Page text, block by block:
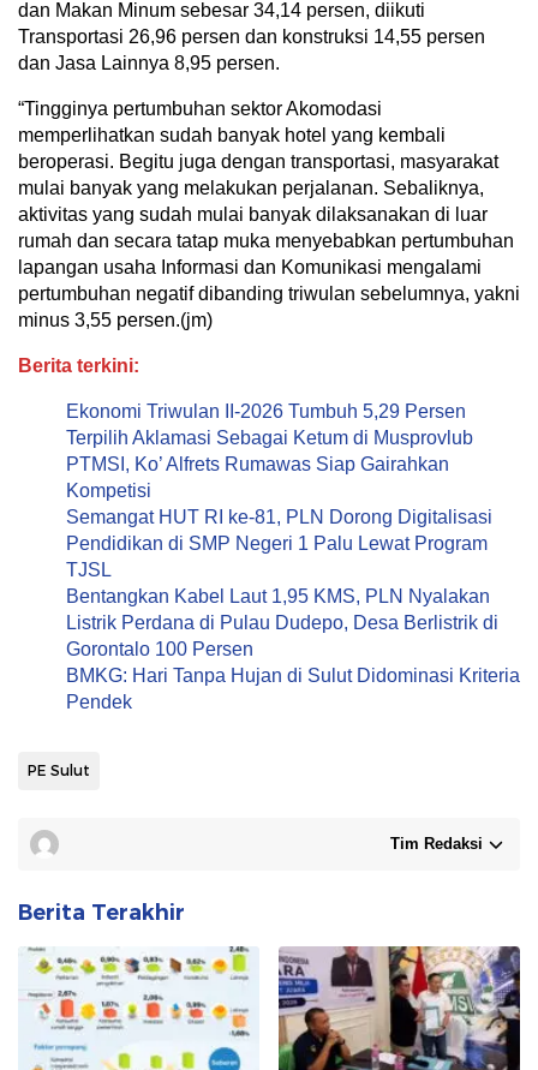
dan Makan Minum sebesar 34,14 persen, diikuti
Transportasi 26,96 persen dan konstruksi 14,55 persen
dan Jasa Lainnya 8,95 persen.
“Tingginya pertumbuhan sektor Akomodasi
memperlihatkan sudah banyak hotel yang kembali
beroperasi. Begitu juga dengan transportasi, masyarakat
mulai banyak yang melakukan perjalanan. Sebaliknya,
aktivitas yang sudah mulai banyak dilaksanakan di luar
rumah dan secara tatap muka menyebabkan pertumbuhan
lapangan usaha Informasi dan Komunikasi mengalami
pertumbuhan negatif dibanding triwulan sebelumnya, yakni
minus 3,55 persen.(jm)
Berita terkini:
Ekonomi Triwulan II-2026 Tumbuh 5,29 Persen
Terpilih Aklamasi Sebagai Ketum di Musprovlub
PTMSI, Ko’ Alfrets Rumawas Siap Gairahkan
Kompetisi
Semangat HUT RI ke-81, PLN Dorong Digitalisasi
Pendidikan di SMP Negeri 1 Palu Lewat Program
TJSL
Bentangkan Kabel Laut 1,95 KMS, PLN Nyalakan
Listrik Perdana di Pulau Dudepo, Desa Berlistrik di
Gorontalo 100 Persen
BMKG: Hari Tanpa Hujan di Sulut Didominasi Kriteria
Pendek
PE Sulut
Tim Redaksi
Berita Terakhir